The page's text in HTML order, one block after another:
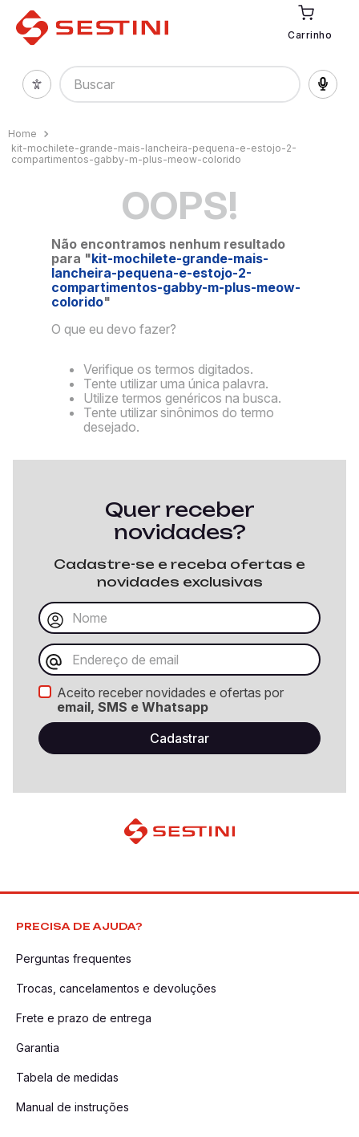
Carrinho
Buscar
kit-mochilete-grande-mais-lancheira-pequena-e-estojo-2-
compartimentos-gabby-m-plus-meow-colorido
OOPS!
Não encontramos nenhum resultado
para "kit-mochilete-grande-mais-
lancheira-pequena-e-estojo-2-
compartimentos-gabby-m-plus-meow-
colorido"
O que eu devo fazer?
Verifique os termos digitados.
Tente utilizar uma única palavra.
Utilize termos genéricos na busca.
Tente utilizar sinônimos do termo
desejado.
Quer receber
novidades?
Cadastre-se e receba ofertas e
novidades exclusivas
Aceito receber novidades e ofertas por
email, SMS e Whatsapp
PRECISA DE AJUDA?
Perguntas frequentes
Trocas, cancelamentos e devoluções
Frete e prazo de entrega
Garantia
Tabela de medidas
Manual de instruções